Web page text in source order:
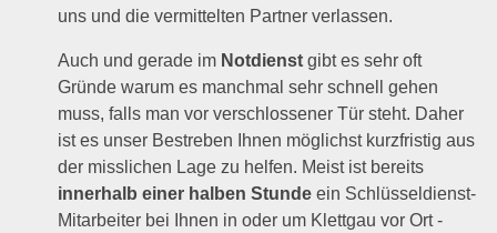
uns und die vermittelten Partner verlassen.
Auch und gerade im Notdienst gibt es sehr oft
Gründe warum es manchmal sehr schnell gehen
muss, falls man vor verschlossener Tür steht. Daher
ist es unser Bestreben Ihnen möglichst kurzfristig aus
der misslichen Lage zu helfen. Meist ist bereits
innerhalb einer halben Stunde ein Schlüsseldienst-
Mitarbeiter bei Ihnen in oder um Klettgau vor Ort -